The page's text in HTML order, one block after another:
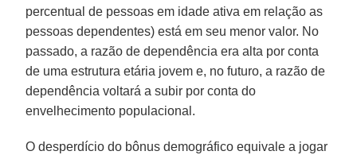
percentual de pessoas em idade ativa em relação as
pessoas dependentes) está em seu menor valor. No
passado, a razão de dependência era alta por conta
de uma estrutura etária jovem e, no futuro, a razão de
dependência voltará a subir por conta do
envelhecimento populacional.
O desperdício do bônus demográfico equivale a jogar